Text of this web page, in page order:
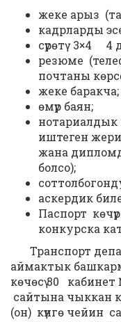
жеке арыз
кадрларды
сүрөтү 3×4 4
резюме
почтаны
жеке баракча;
өмүр баян;
нотариалдык
иштеген
жана
болсо);
аскердик
Паспорт
конкурска
Транспорт
аймактык
көчөсү 30
сайтына чыккан
(он) күнгѳ чейин